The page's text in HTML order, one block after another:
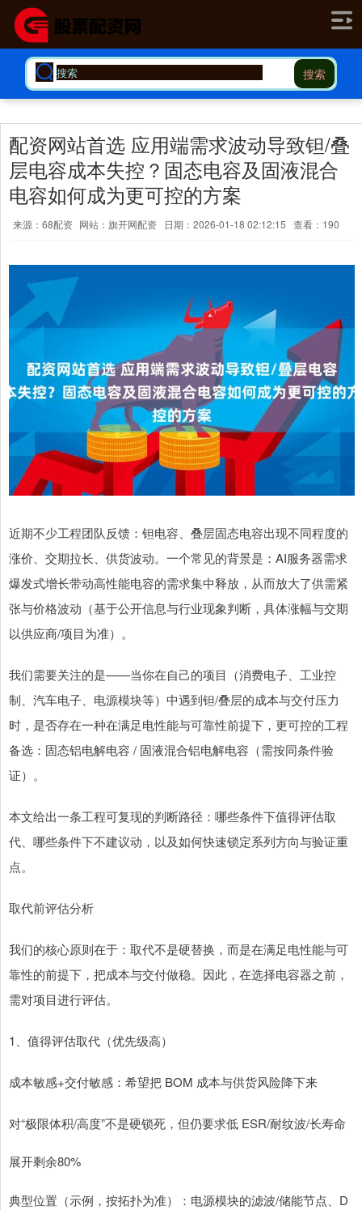
搜索
配资网站首选 应用端需求波动导致钽/叠
层电容成本失控？固态电容及固液混合
电容如何成为更可控的方案
来源：68配资 网站：旗开网配资 日期：2026-01-18 02:12:15 查看：190
近期不少工程团队反馈：钽电容、叠层固态电容出现不同程度的
涨价、交期拉长、供货波动。一个常见的背景是：AI服务器需求
爆发式增长带动高性能电容的需求集中释放，从而放大了供需紧
张与价格波动（基于公开信息与行业现象判断，具体涨幅与交期
以供应商/项目为准）。
我们需要关注的是——当你在自己的项目（消费电子、工业控
制、汽车电子、电源模块等）中遇到钽/叠层的成本与交付压力
时，是否存在一种在满足电性能与可靠性前提下，更可控的工程
备选：固态铝电解电容 / 固液混合铝电解电容（需按同条件验
证）。
本文给出一条工程可复现的判断路径：哪些条件下值得评估取
代、哪些条件下不建议动，以及如何快速锁定系列方向与验证重
点。
取代前评估分析
我们的核心原则在于：取代不是硬替换，而是在满足电性能与可
靠性的前提下，把成本与交付做稳。因此，在选择电容器之前，
需对项目进行评估。
1、值得评估取代（优先级高）
成本敏感+交付敏感：希望把 BOM 成本与供货风险降下来
对“极限体积/高度”不是硬锁死，但仍要求低 ESR/耐纹波/长寿命
展开剩余80%
典型位置（示例，按拓扑为准）：电源模块的滤波/储能节点、D